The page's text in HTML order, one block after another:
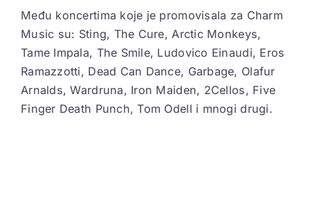
Među koncertima koje je promovisala za Charm
Music su: Sting, The Cure, Arctic Monkeys,
Tame Impala, The Smile, Ludovico Einaudi, Eros
Ramazzotti, Dead Can Dance, Garbage, Olafur
Arnalds, Wardruna, Iron Maiden, 2Cellos, Five
Finger Death Punch, Tom Odell i mnogi drugi.